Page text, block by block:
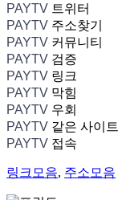
PAYTV 트위터
PAYTV 주소찾기
PAYTV 커뮤니티
PAYTV 검증
PAYTV 링크
PAYTV 막힘
PAYTV 우회
PAYTV 같은 사이트
PAYTV 접속
링크모음, 주소모음